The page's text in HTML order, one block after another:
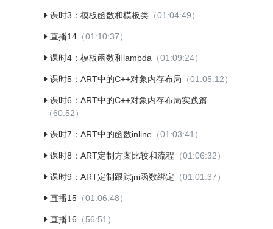
课时3：模板函数和模板类 （01:04:49）
直播14 （01:10:37）
课时4：模板函数和lambda （01:09:24）
课时5：ART中的C++对象内存布局 （01:05:12）
课时6：ART中的C++对象内存布局实践篇
（60:52）
课时7：ART中的函数inline （01:03:41）
课时8：ART定制方案比较和流程 （01:06:32）
课时9：ART定制跟踪jni函数绑定 （01:01:37）
直播15 （01:06:48）
直播16 （56:51）